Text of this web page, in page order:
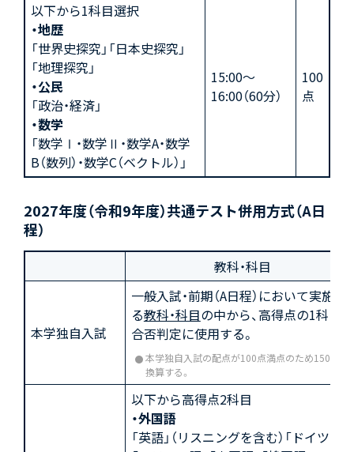
以下から1科目選択
・地歴
「世界史探究」「日本史探究」
「地理探究」
・公民
「政治・経済」
・数学
「数学Ⅰ・数学Ⅱ・数学A・数学
B（数列）・数学C（ベクトル）」
15:00〜
16:00（60分）
100
点
2027年度（令和9年度）共通テスト併用方式（A日
程）
教科・科目
本学独自入試
一般入試・前期（A日程）において実施す
る教科・科目の中から、高得点の1科目を
合否判定に使用する。
本学独自入試の配点が100点満点のため150点に
換算する。
以下から高得点2科目
・外国語
「英語」（リスニングを含む）「ドイツ語」